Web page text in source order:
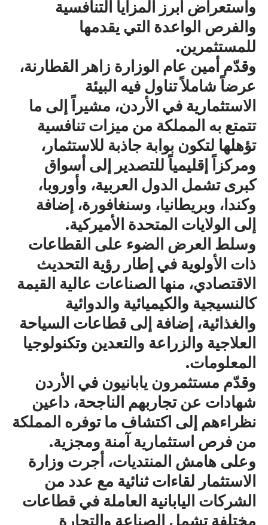
واستعراض أبرز المزايا التنافسية
والفرص الواعدة التي يقدمها
للمستثمرين.
وقدّم أمين عام الوزارة زاهر القطارنة،
عرضاً شاملاً تناول فيه البيئة
الاستثمارية في الأردن، مشيراً إلى ما
تتمتع به المملكة من ميزات تنافسية
تؤهلها لتكون بوابة جاذبة للاستثمار،
ومركزاً إقليمياً للتصدير إلى أسواق
كبرى تشمل الدول العربية، وأوروبا،
وكندا، وبريطانيا، وسنغافورة، إضافة
إلى الولايات المتحدة الأميركية.
وسلط العرض الضوء على القطاعات
ذات الأولوية في إطار رؤية التحديث
الاقتصادي، منها الصناعات عالية القيمة
كالنسيجية والكيميائية والدوائية
والغذائية، إضافة إلى قطاعات السياحة
العلاجية والزراعة والتعدين وتكنولوجيا
المعلومات.
وقدّم مستثمرون يابانيون في الأردن
شهادات عن تجاربهم الناجحة، داعين
نظراءهم إلى اكتشاف ما توفره المملكة
من فرص استثمارية آمنة ومجزية.
وعلى هامش المنتديات، أجرت وزارة
الاستثمار لقاءات ثنائية مع عدد من
الشركات اليابانية العاملة في قطاعات
مختلفة تشمل الصناعة والتجارة